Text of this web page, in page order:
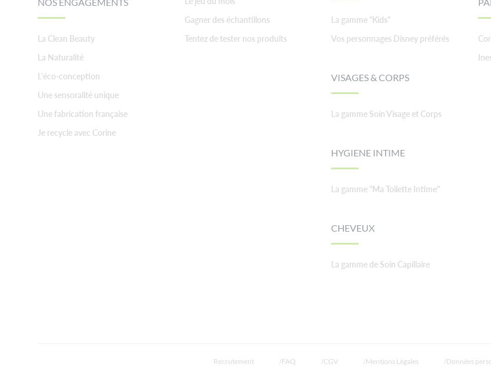
La Clean Beauty
La Naturalité
L'éco-conception
Une sensoralité unique
Une fabrication française
Je recycle avec Corine
Gagner des échantillons
Tentez de tester nos produits
La gamme "Kids"
Vos personnages Disney préférés
VISAGES & CORPS
La gamme Soin Visage et Corps
HYGIENE INTIME
La gamme "Ma Toilette Intime"
CHEVEUX
La gamme de Soin Capillaire
Recrutement FAQ CGV Mentions Légales Données